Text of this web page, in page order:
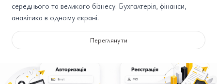
середнього та великого бізнесу. Бухгалтерія, фінанси,
аналітика в одному екрані.
Переглянути